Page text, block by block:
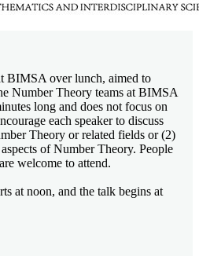
BIMSA over lunch, aimed to
Number Theory teams at BIMSA
long and does not focus on
each speaker to discuss
Theory or related fields or (2)
of Number Theory. People
welcome to attend.
at noon, and the talk begins at